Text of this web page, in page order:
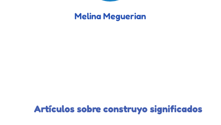
Melina Meguerian
Artículos sobre construyo significados